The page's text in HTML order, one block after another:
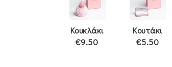
Κουκλάκι
€9.50
Κουτάκι
€5.50